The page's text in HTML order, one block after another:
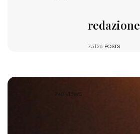
redazione
75126 POSTS
740 VIEWS